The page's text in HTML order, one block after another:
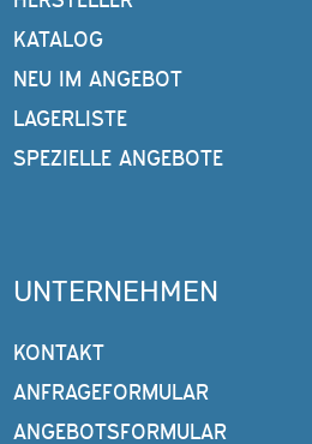
KATALOG
NEU IM ANGEBOT
LAGERLISTE
SPEZIELLE ANGEBOTE
UNTERNEHMEN
KONTAKT
ANFRAGEFORMULAR
ANGEBOTSFORMULAR